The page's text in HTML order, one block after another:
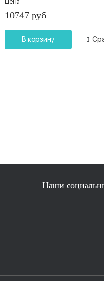
Цена
10747 руб.
В корзину
Наши